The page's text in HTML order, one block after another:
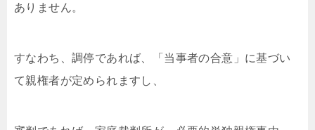
ありません。
すなわち、調停であれば、「当事者の合意」に基づい
て親権者が定められますし、